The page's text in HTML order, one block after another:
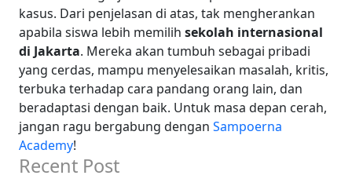
kasus. Dari penjelasan di atas, tak mengherankan
apabila siswa lebih memilih sekolah internasional
di Jakarta. Mereka akan tumbuh sebagai pribadi
yang cerdas, mampu menyelesaikan masalah, kritis,
terbuka terhadap cara pandang orang lain, dan
beradaptasi dengan baik. Untuk masa depan cerah,
jangan ragu bergabung dengan Sampoerna
Academy!
Recent Post